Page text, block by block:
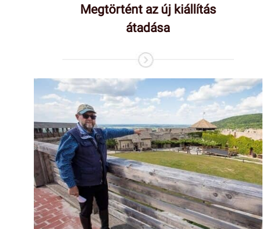
Megtörtént az új kiállítás
átadása